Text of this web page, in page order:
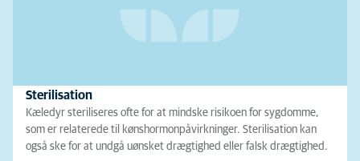
Sterilisation
Kæledyr steriliseres ofte for at mindske risikoen for sygdomme,
som er relaterede til kønshormonpåvirkninger. Sterilisation kan
også ske for at undgå uønsket drægtighed eller falsk drægtighed.